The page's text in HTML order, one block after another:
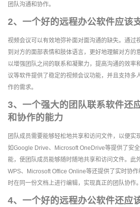
团队沟通和协作。
2、一个好的远程办公软件应该
视频会议可以有效地弥补面对面沟通的缺失。通过
到对方的面部表情和肢体语言，更好地理解对方的
以增强团队之间的联系和凝聚力，提高沟通的效率
议等软件提供了稳定的视频会议功能，并且支持多
作的需求。
3、一个强大的团队联系软件还
和协作的能力
团队成员需要能够轻松地共享和访问文件，以便实
如Google Drive、Microsoft OneDrive等提供了安
能，使团队成员能够随时随地共享和访问文件。此
WPS、Microsoft Office Online等还提供了实时协
时在同一份文档上进行编辑，实现真正的团队协作。
4、一个好的远程办公软件还应